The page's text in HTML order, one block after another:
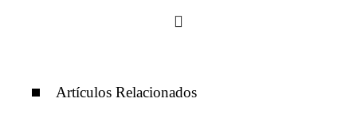
Artículos Relacionados